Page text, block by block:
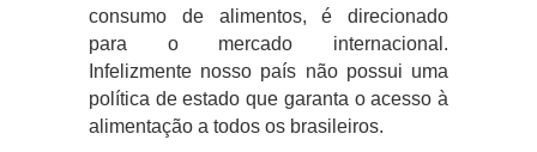
consumo de alimentos, é direcionado
para o mercado internacional.
Infelizmente nosso país não possui uma
política de estado que garanta o acesso à
alimentação a todos os brasileiros.